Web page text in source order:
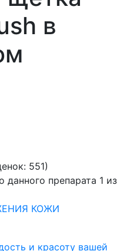
в
551)
препарата 1 из
КОЖИ
и красоту вашей